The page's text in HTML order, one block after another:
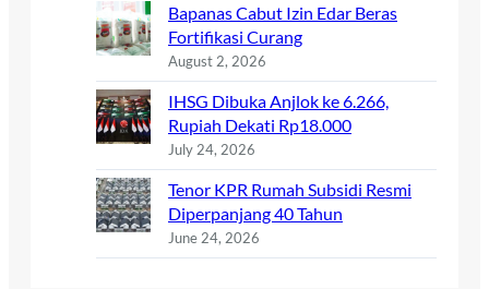
Bapanas Cabut Izin Edar Beras
Fortifikasi Curang
August 2, 2026
IHSG Dibuka Anjlok ke 6.266,
Rupiah Dekati Rp18.000
July 24, 2026
Tenor KPR Rumah Subsidi Resmi
Diperpanjang 40 Tahun
June 24, 2026